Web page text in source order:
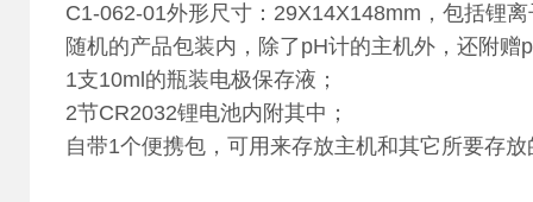
C1-062-01外形尺寸：29X14X148mm，包括锂
随机的产品包装内，除了pH计的主机外，还附
1支10ml的瓶装电极保存液；
2节CR2032锂电池内附其中；
自带1个便携包，可用来存放主机和其它所要存